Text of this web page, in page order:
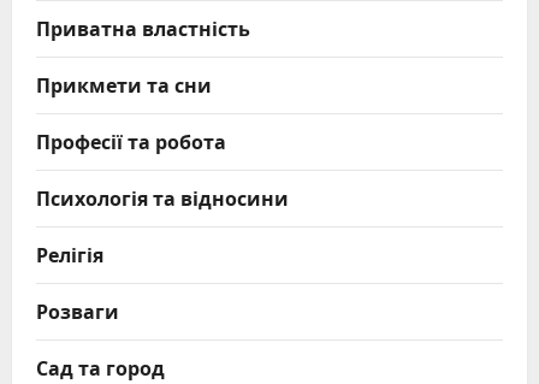
Приватна властність
Прикмети та сни
Професії та робота
Психологія та відносини
Релігія
Розваги
Сад та город